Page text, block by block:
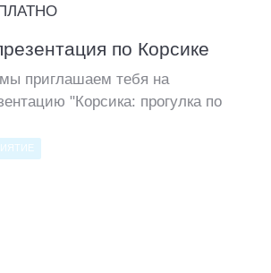
по Корсике
приглашаем тебя на
"Корсика: прогулка по